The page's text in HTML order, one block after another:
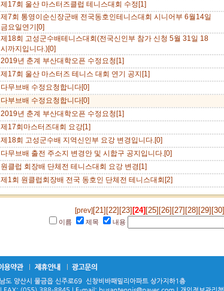
제17회 울산 마스터즈클럽 테니스대회 수정[1]
제7회 통영이순신장군배 전국동호인테니스대회 시니어부 6월14일
금요일연기[0]
제18회 고성군수배테니스대회(전국신인부 참가 신청 5월 31일 18
시까지입니다.)[0]
2019년 춘계 부산대학오픈 수정요청[1]
제17회 울산 마스터즈 테니스 대회 연기 공지[1]
다무브배 수정요청합니다[0]
다부브배 수정요청합니다[0]
2019년 춘계 부산대학오픈 수정요청[1]
제17회마스터즈대회 요강[1]
제18회 고성군수배 지역신인부 요강 변경입니다.[0]
다무브배 출전 주소지 변경안 및 시합구 공지입니다.[0]
원클럽 회장배 단체전 테니스대회 요강 변경[1]
제1회 원클럽회장배 전국 동호인 단체전 테니스대회[2]
[prev][21] [22] [23] [24] [25] [26] [27] [28] [29] [30]
이름 제목 내용